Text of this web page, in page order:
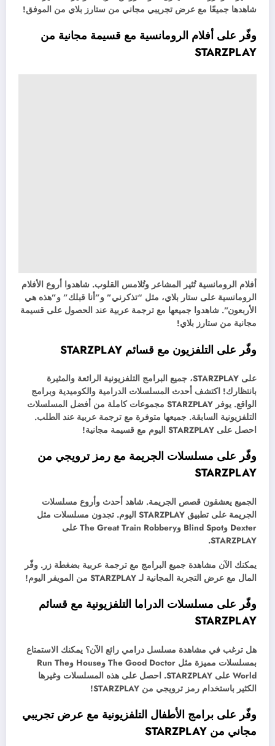
شاهدها جميعًا مع عرض تجريبي مجاني من ستارز بلاي من الموفق!
وفّر على أفلام الرومانسية مع قسيمة مجانية من
STARZPLAY
أفلام الرومانسية تُثير المشاعر وتُلامس القلوب. شاهدوا أروع الأفلام
الرومانسية على ستار بلاي، مثل “تذكرني” و”أنا قبلك” و”هذه هي
الأربعون”. شاهدوا جميعها مع ترجمة عربية عند الحصول على قسيمة
مجانية من ستارز بلاي!
وفّر على التلفزيون مع قسائم STARZPLAY
على STARZPLAY، جميع البرامج التلفزيونية الرائعة والمثيرة
بانتظارك! اكتشف أحدث المسلسلات الدرامية والكوميدية وبرامج
الواقع. يوفر STARZPLAY مجموعات كاملة من أفضل المسلسلات
التلفزيونية السابقة. جميعها متوفرة مع ترجمة عربية عند الطلب.
احصل على STARZPLAY اليوم مع قسيمة مجانية!
وفّر على مسلسلات الجريمة مع رمز ترويجي من
STARZPLAY
الجميع يعشقون قصص الجريمة. شاهد أحدث وأروع مسلسلات
الجريمة على تطبيق STARZPLAY اليوم. تجدون مسلسلات مثل
Dexter وBlind Spot وThe Great Train Robbery على
STARZPLAY.
يمكنك الآن مشاهدة جميع البرامج مع ترجمة عربية بضغطة زر. وفّر
المال مع عرض التجربة المجانية لـ STARZPLAY من المويفر اليوم!
وفّر على مسلسلات الدراما التلفزيونية مع قسائم
STARZPLAY
هل ترغب في مشاهدة مسلسل درامي رائع الآن؟ يمكنك الاستمتاع
بمسلسلات مميزة مثل The Good Doctor وHouse وRun The
World على STARZPLAY. احصل على هذه المسلسلات وغيرها
الكثير باستخدام رمز ترويجي من STARZPLAY!
وفّر على برامج الأطفال التلفزيونية مع عرض تجريبي
مجاني من STARZPLAY